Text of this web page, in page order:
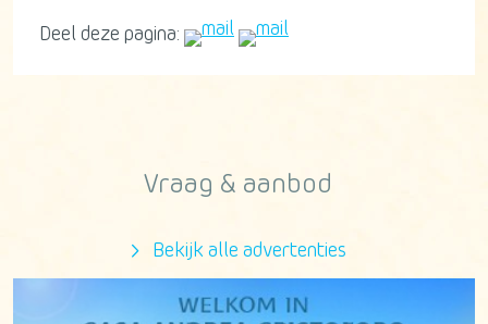
Deel deze pagina:
Vraag & aanbod
Bekijk alle advertenties